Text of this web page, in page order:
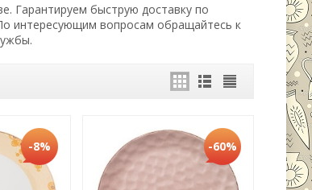
Гарантируем быструю доставку по
интересующим вопросам обращайтесь к
-8% -60%